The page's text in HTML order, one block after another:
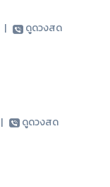
| ดูดวงสด
| ดูดวงสด